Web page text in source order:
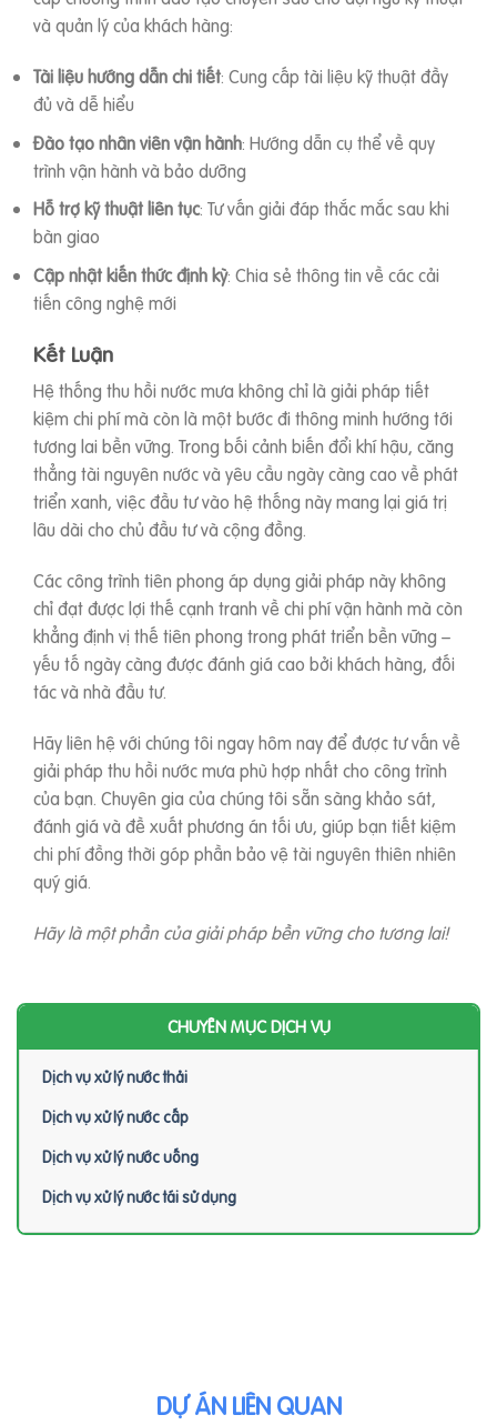
và quản lý của khách hàng:
Tài liệu hướng dẫn chi tiết: Cung cấp tài liệu kỹ thuật đầy
đủ và dễ hiểu
Đào tạo nhân viên vận hành: Hướng dẫn cụ thể về quy
trình vận hành và bảo dưỡng
Hỗ trợ kỹ thuật liên tục: Tư vấn giải đáp thắc mắc sau khi
bàn giao
Cập nhật kiến thức định kỳ: Chia sẻ thông tin về các cải
tiến công nghệ mới
Kết Luận
Hệ thống thu hồi nước mưa không chỉ là giải pháp tiết
kiệm chi phí mà còn là một bước đi thông minh hướng tới
tương lai bền vững. Trong bối cảnh biến đổi khí hậu, căng
thẳng tài nguyên nước và yêu cầu ngày càng cao về phát
triển xanh, việc đầu tư vào hệ thống này mang lại giá trị
lâu dài cho chủ đầu tư và cộng đồng.
Các công trình tiên phong áp dụng giải pháp này không
chỉ đạt được lợi thế cạnh tranh về chi phí vận hành mà còn
khẳng định vị thế tiên phong trong phát triển bền vững –
yếu tố ngày càng được đánh giá cao bởi khách hàng, đối
tác và nhà đầu tư.
Hãy liên hệ với chúng tôi ngay hôm nay để được tư vấn về
giải pháp thu hồi nước mưa phù hợp nhất cho công trình
của bạn. Chuyên gia của chúng tôi sẵn sàng khảo sát,
đánh giá và đề xuất phương án tối ưu, giúp bạn tiết kiệm
chi phí đồng thời góp phần bảo vệ tài nguyên thiên nhiên
quý giá.
Hãy là một phần của giải pháp bền vững cho tương lai!
CHUYÊN MỤC DỊCH VỤ
Dịch vụ xử lý nước thải
Dịch vụ xử lý nước cấp
Dịch vụ xử lý nước uống
Dịch vụ xử lý nước tái sử dụng
DỰ ÁN LIÊN QUAN